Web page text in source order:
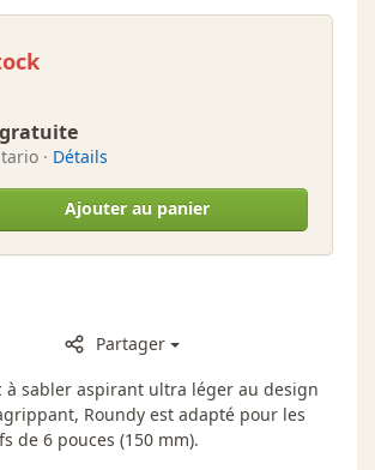
· Détails
Ajouter au panier
Partager
à sabler aspirant ultra léger au design
Roundy est adapté pour les
de 6 pouces (150 mm).